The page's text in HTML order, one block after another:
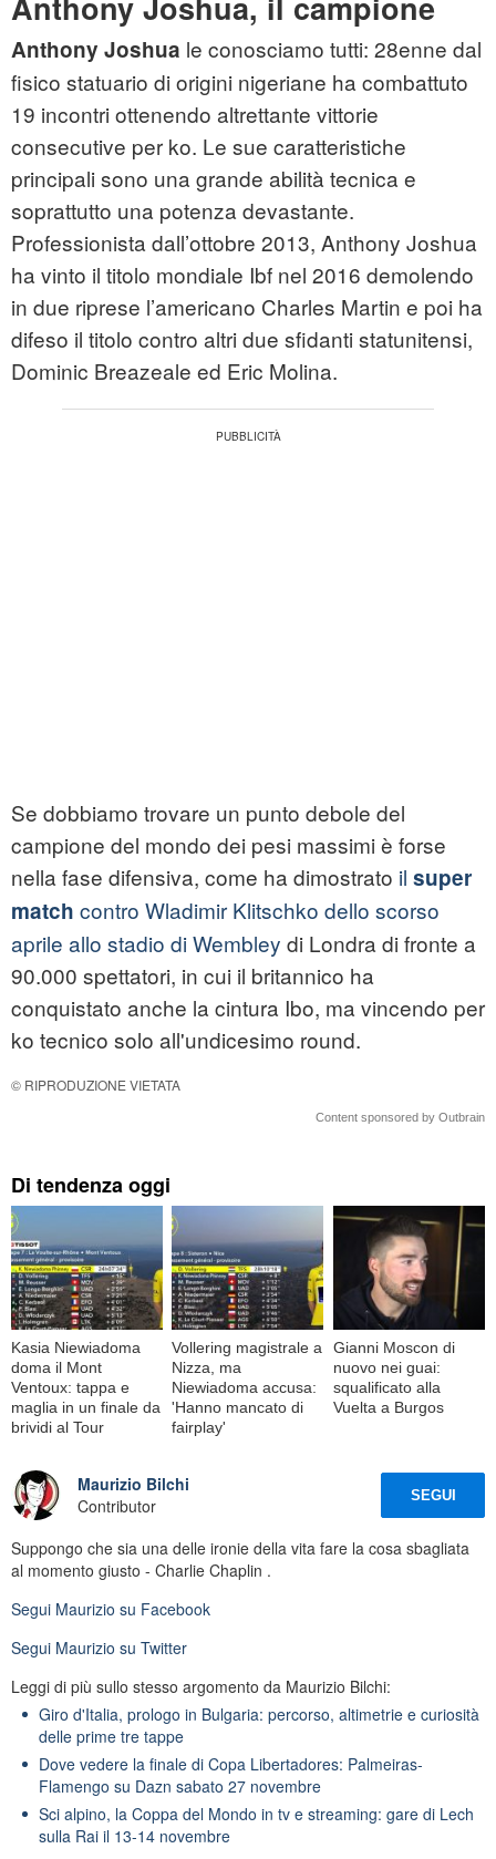
Anthony Joshua le conosciamo tutti: 28enne dal
fisico statuario di origini nigeriane ha combattuto
19 incontri ottenendo altrettante vittorie
consecutive per ko. Le sue caratteristiche
principali sono una grande abilità tecnica e
soprattutto una potenza devastante.
Professionista dall’ottobre 2013, Anthony Joshua
ha vinto il titolo mondiale Ibf nel 2016 demolendo
in due riprese l’americano Charles Martin e poi ha
difeso il titolo contro altri due sfidanti statunitensi,
Dominic Breazeale ed Eric Molina.
Se dobbiamo trovare un punto debole del
campione del mondo dei pesi massimi è forse
nella fase difensiva, come ha dimostrato il super
match contro Wladimir Klitschko dello scorso
aprile allo stadio di Wembley di Londra di fronte a
90.000 spettatori, in cui il britannico ha
conquistato anche la cintura Ibo, ma vincendo per
ko tecnico solo all'undicesimo round.
© RIPRODUZIONE VIETATA
Content sponsored by Outbrain
Di tendenza oggi
Kasia Niewiadoma
doma il Mont
Ventoux: tappa e
maglia in un finale da
brividi al Tour
Vollering magistrale a
Nizza, ma
Niewiadoma accusa:
'Hanno mancato di
fairplay'
Gianni Moscon di
nuovo nei guai:
squalificato alla
Vuelta a Burgos
Maurizio Bilchi
Contributor
SEGUI
Suppongo che sia una delle ironie della vita fare la cosa sbagliata
al momento giusto - Charlie Chaplin .
Segui Maurizio su Facebook
Segui Maurizio su Twitter
Leggi di più sullo stesso argomento da Maurizio Bilchi:
Giro d'Italia, prologo in Bulgaria: percorso, altimetrie e curiosità
delle prime tre tappe
Dove vedere la finale di Copa Libertadores: Palmeiras-
Flamengo su Dazn sabato 27 novembre
Sci alpino, la Coppa del Mondo in tv e streaming: gare di Lech
sulla Rai il 13-14 novembre